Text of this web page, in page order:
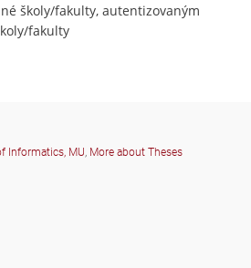
školy/fakulty, autentizovaným
fakulty
Informatics, MU, More about Theses